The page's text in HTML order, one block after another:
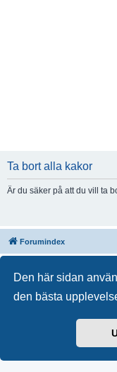
Den här sidan
den bästa
Ta bort alla kakor
Är du säker på att du vill ta
Forumindex
Swedish